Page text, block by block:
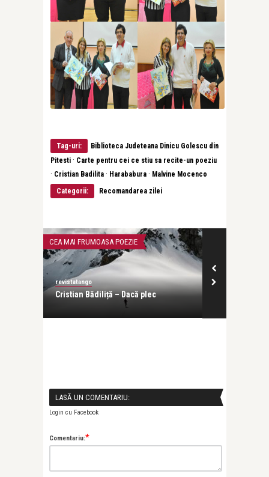
Tag-uri:
Biblioteca Judeteana Dinicu Golescu din
Pitesti · Carte pentru cei ce stiu sa recite-un poeziu
· Cristian Badilita · Harababura · Malvine Mocenco
Categorii:
Recomandarea zilei
CEA MAI FRUMOASA POEZIE
revistatango
Cristian Bădiliță – Dacă plec
LASĂ UN COMENTARIU:
Login cu Facebook
Comentariu:*